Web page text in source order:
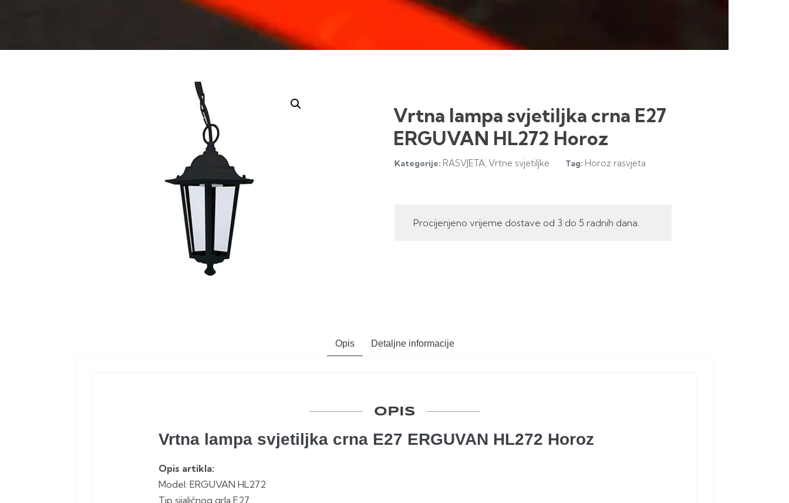
Vrtna lampa svjetiljka crna E27
ERGUVAN HL272 Horoz
Kategorije: RASVJETA, Vrtne svjetiljke Tag: Horoz rasvjeta
Procijenjeno vrijeme dostave od 3 do 5 radnih dana.
Opis Detaljne informacije
OPIS
Vrtna lampa svjetiljka crna E27 ERGUVAN HL272 Horoz
Opis artikla:
Model: ERGUVAN HL272
Tip sijaličnog grla E27